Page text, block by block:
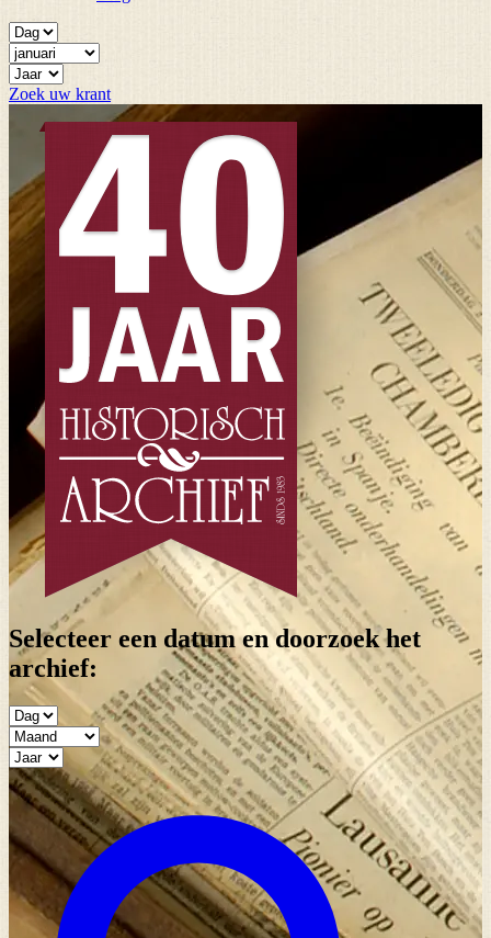
Zoek uw krant
Selecteer een datum en doorzoek het
archief: